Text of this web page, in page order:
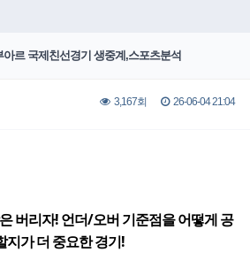
르 국제친선경기 생중계,스포츠분석
3,167회 26-06-04 21:04
버리자! 언더/오버 기준점을 어떻게 공
지가 더 중요한 경기!